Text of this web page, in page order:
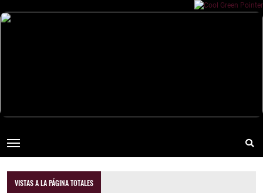
VISTAS A LA PÁGINA TOTALES